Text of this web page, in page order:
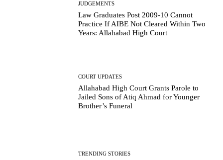
JUDGEMENTS
Law Graduates Post 2009-10 Cannot
Practice If AIBE Not Cleared Within Two
Years: Allahabad High Court
COURT UPDATES
Allahabad High Court Grants Parole to
Jailed Sons of Atiq Ahmad for Younger
Brother’s Funeral
TRENDING STORIES